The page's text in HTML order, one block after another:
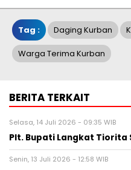
Tag : Daging Kurban
Warga Terima Kurban
BERITA TERKAIT
Selasa, 14 Juli 2026 - 09:35 WIB
Plt. Bupati Langkat Tiorita
Senin, 13 Juli 2026 - 12:58 WIB